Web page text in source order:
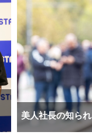
美人社長の知ら